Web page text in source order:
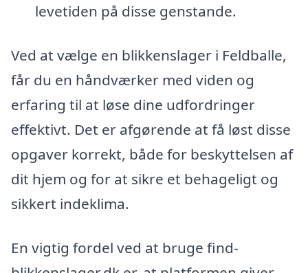
levetiden på disse genstande.
Ved at vælge en blikkenslager i Feldballe,
får du en håndværker med viden og
erfaring til at løse dine udfordringer
effektivt. Det er afgørende at få løst disse
opgaver korrekt, både for beskyttelsen af
dit hjem og for at sikre et behageligt og
sikkert indeklima.
En vigtig fordel ved at bruge find-